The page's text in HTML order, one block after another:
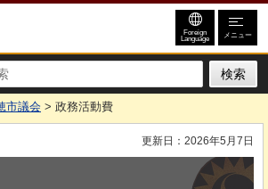
Foreign
Language メニュー
市議会 > 政務活動費
更新日：2026年5月7日